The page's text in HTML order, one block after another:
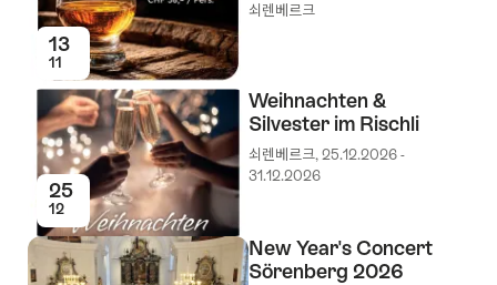
13
11
쇠렌베르크
25
12
Weihnachten &
Silvester im Rischli
쇠렌베르크, 25.12.2026 -
31.12.2026
New Year's Concert
Sörenberg 2026